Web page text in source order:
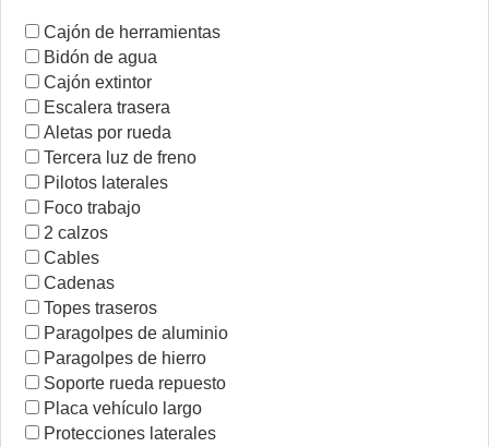
Cajón de herramientas
Bidón de agua
Cajón extintor
Escalera trasera
Aletas por rueda
Tercera luz de freno
Pilotos laterales
Foco trabajo
2 calzos
Cables
Cadenas
Topes traseros
Paragolpes de aluminio
Paragolpes de hierro
Soporte rueda repuesto
Placa vehículo largo
Protecciones laterales